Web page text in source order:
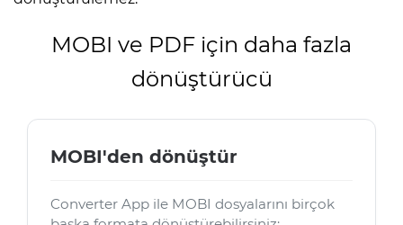
MOBI ve PDF için daha fazla
dönüştürücü
MOBI'den dönüştür
Converter App ile MOBI dosyalarını birçok